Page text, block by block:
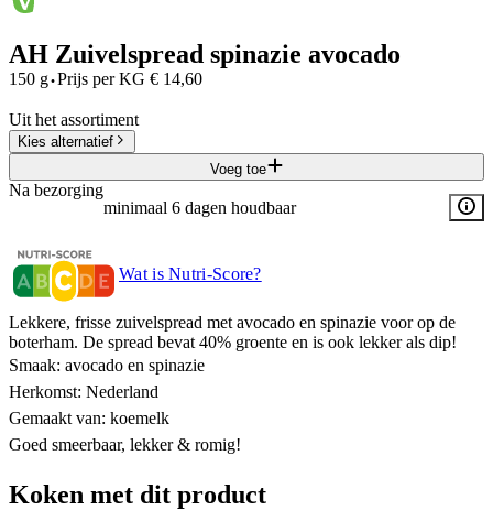
AH Zuivelspread spinazie avocado
150 g·Prijs per KG € 14,60
Uit het assortiment
Kies alternatief
Voeg toe
Na bezorging
minimaal 6 dagen houdbaar
Wat is Nutri-Score?
Lekkere, frisse zuivelspread met avocado en spinazie voor op de
boterham. De spread bevat 40% groente en is ook lekker als dip!
Smaak: avocado en spinazie
Herkomst: Nederland
Gemaakt van: koemelk
Goed smeerbaar, lekker & romig!
Koken met dit product